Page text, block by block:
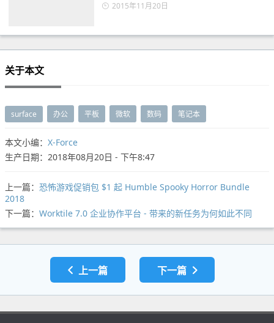
2015年11月20日
关于本文
surface 办公 平板 微软 数码 笔记本
本文小编： X-Force
生产日期：2018年08月20日 - 下午8:47
上一篇： 恐怖游戏促销包 $1 起 Humble Spooky Horror Bundle
2018
下一篇： Worktile 7.0 企业协作平台 - 带来的新任务为何如此不同
上一篇 下一篇